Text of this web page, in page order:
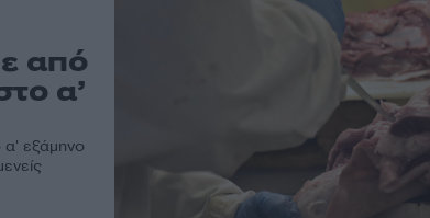
από
α’
α' εξάμηνο